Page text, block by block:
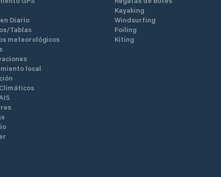
Diario
Tablas
meteorológicos
local
Kayaking
Windsurfing
Foiling
Kiting